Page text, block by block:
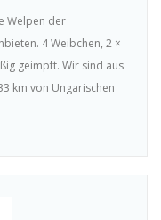
Welpen der
4 Weibchen, 2 ×
geimpft. Wir sind aus
km von Ungarischen